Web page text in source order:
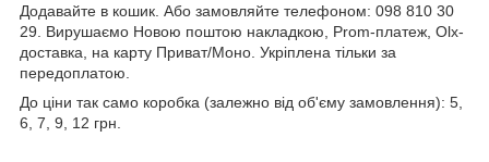
Додавайте в кошик. Або замовляйте телефоном: 098 810 30
29. Вирушаємо Новою поштою накладкою, Prom-платеж, Olx-
доставка, на карту Приват/Моно. Укріплена тільки за
передоплатою.
До ціни так само коробка (залежно від об'єму замовлення): 5,
6, 7, 9, 12 грн.